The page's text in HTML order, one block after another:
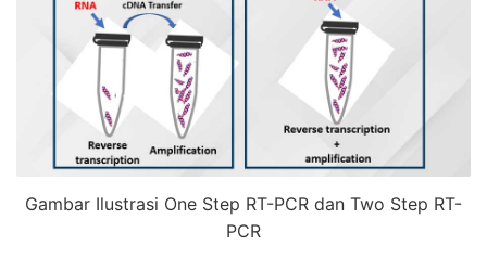
Gambar Ilustrasi One Step RT-PCR dan Two Step RT-
PCR